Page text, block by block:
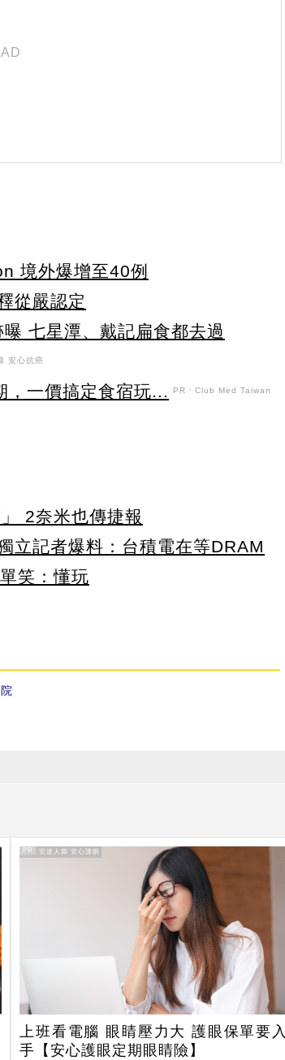
境外爆增至40例
從嚴認定
七星潭、戴記扁食都去過
安心抗癌
，一價搞定食宿玩... PR・Club Med Taiwan
2奈米也傳捷報
立記者爆料：台積電在等DRAM
笑：懂玩
PR
上班看電腦 眼睛壓力大 護眼保單要入
手【安心護眼定期眼睛險】
PR・安達人壽 安心護眼